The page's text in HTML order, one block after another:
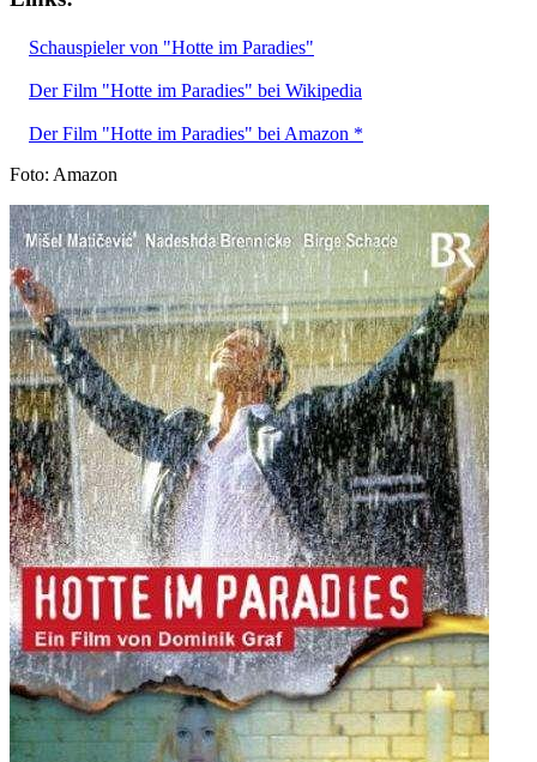
Schauspieler von "Hotte im Paradies"
Der Film "Hotte im Paradies" bei Wikipedia
Der Film "Hotte im Paradies" bei Amazon *
Foto: Amazon